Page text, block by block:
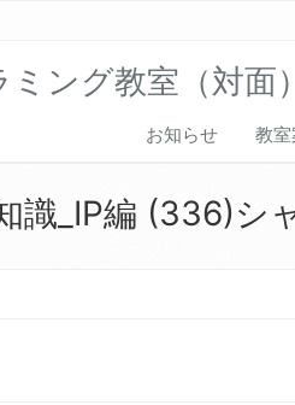
ング教室（対面
お知らせ 教
識_IP編 (336)シ